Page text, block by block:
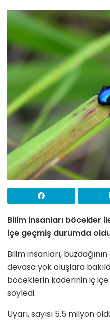
Bilim insanları böcekler
içe geçmiş durumda
Bilim insanları,
devasa yok oluşlara
böceklerin kaderinin iç
söyledi.
Uyarı, sayısı 5.5 milyon